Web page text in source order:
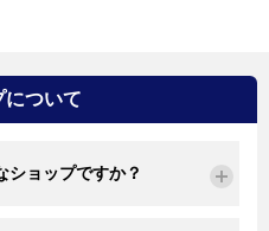
ついて
ショップですか？